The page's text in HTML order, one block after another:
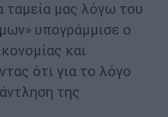
ταμεία μας λόγω του
υπογράμμισε ο
και
ότι για το λόγο
της